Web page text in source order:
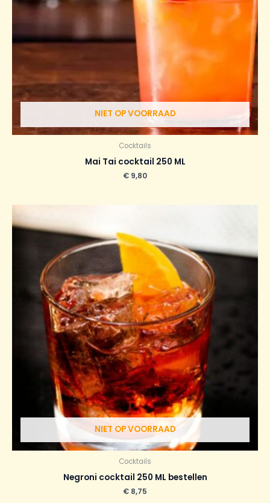
NIET OP VOORRAAD
Cocktails
Mai Tai cocktail 250 ML
€ 9,80
NIET OP VOORRAAD
Cocktails
Negroni cocktail 250 ML bestellen
€ 8,75